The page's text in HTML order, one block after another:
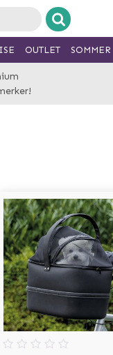
OUTLET SOMMER